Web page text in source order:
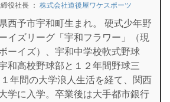
役社長 ： 株式会社道後屋ワケスポーツ
西予市宇和町生まれ。 硬式少年野
イズリーグ「宇和フラワー」（現
ーイズ）、宇和中学校軟式野球
和高校野球部と１２年間野球三
年間の大学浪人生活を経て、関西
学に入学。卒業後は大手都市銀行